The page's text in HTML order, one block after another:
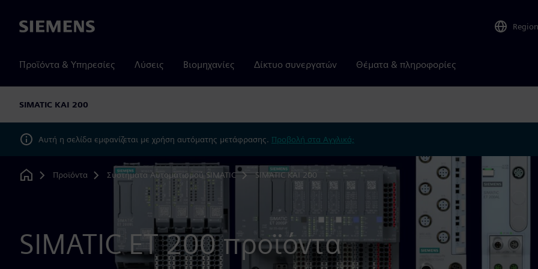
Siemens Region
Προϊόντα & Υπηρεσίες Λύσεις Βιομηχανίες Δίκτυο συνεργατών Θέματα & πληροφορίες
SIMATIC ΚΑΙ 200
Αυτή η σελίδα εμφανίζεται με χρήση αυτόματης μετάφρασης. Προβολή στα Αγγλικά;
Home
Προϊόντα Συστήματα Αυτοματισμού SIMATIC SIMATIC ΚΑΙ 200
SIMATIC ET 200 προϊόντα